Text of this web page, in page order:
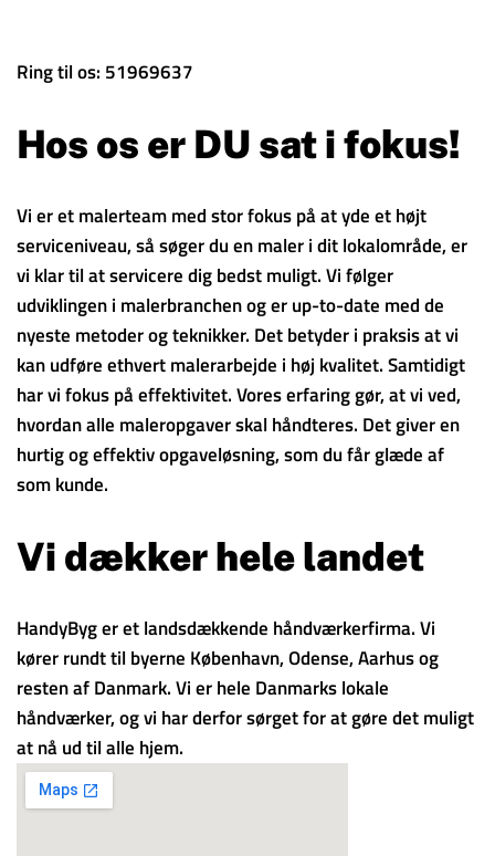
Ring til os: 51969637
Hos os er DU sat i fokus!
Vi er et malerteam med stor fokus på at yde et højt
serviceniveau, så søger du en maler i dit lokalområde, er
vi klar til at servicere dig bedst muligt. Vi følger
udviklingen i malerbranchen og er up-to-date med de
nyeste metoder og teknikker. Det betyder i praksis at vi
kan udføre ethvert malerarbejde i høj kvalitet. Samtidigt
har vi fokus på effektivitet. Vores erfaring gør, at vi ved,
hvordan alle maleropgaver skal håndteres. Det giver en
hurtig og effektiv opgaveløsning, som du får glæde af
som kunde.
Vi dækker hele landet
HandyByg er et landsdækkende håndværkerfirma. Vi
kører rundt til byerne København, Odense, Aarhus og
resten af Danmark. Vi er hele Danmarks lokale
håndværker, og vi har derfor sørget for at gøre det muligt
at nå ud til alle hjem.